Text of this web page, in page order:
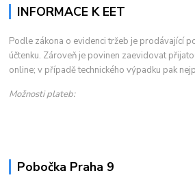
INFORMACE K EET
Podle zákona o evidenci tržeb je prodávající
účtenku. Zároveň je povinen zaevidovat
online; v případě technického výpadku pak
Možnosti plateb:
Pobočka Praha 9